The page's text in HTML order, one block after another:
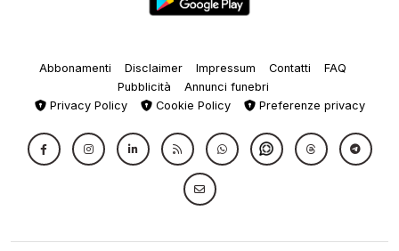
Abbonamenti Disclaimer Impressum Contatti
FAQ
Pubblicità
Annunci funebri
Privacy Policy
Cookie Policy Preferenze privacy